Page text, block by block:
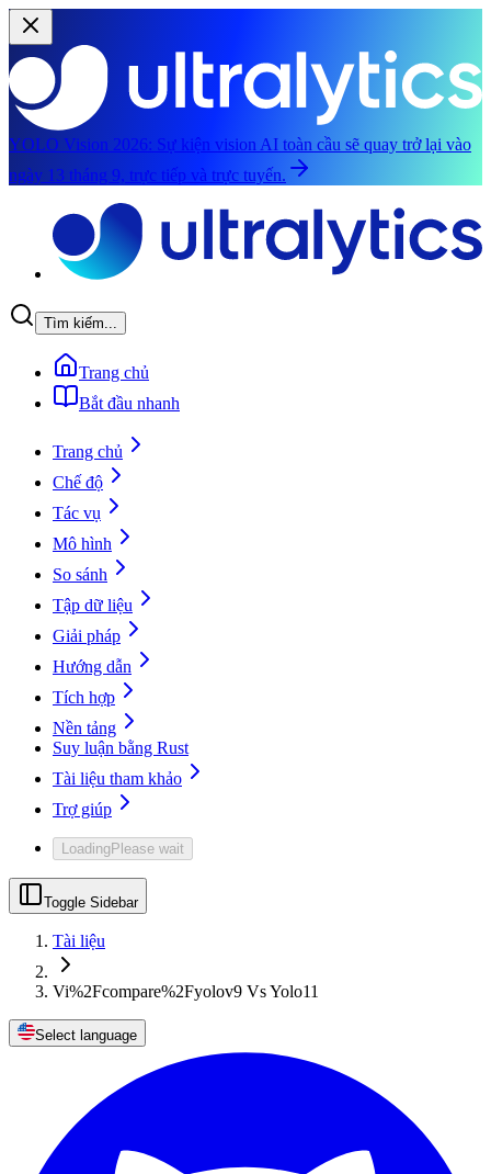
YOLO Vision 2026: Sự kiện vision AI toàn cầu sẽ quay trở lại vào
ngày 13 tháng 9, trực tiếp và trực tuyến.
Tìm kiếm...
Trang chủ
Bắt đầu nhanh
Trang chủ
Chế độ
Tác vụ
Mô hình
So sánh
Tập dữ liệu
Giải pháp
Hướng dẫn
Tích hợp
Nền tảng
Suy luận bằng Rust
Tài liệu tham khảo
Trợ giúp
LoadingPlease wait
Toggle Sidebar
Tài liệu
Vi%2Fcompare%2Fyolov9 Vs Yolo11
Select language